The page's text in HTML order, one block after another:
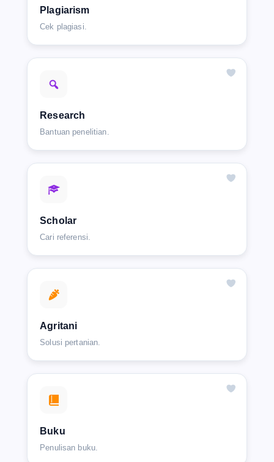
Plagiarism
Cek plagiasi.
Research
Bantuan penelitian.
Scholar
Cari referensi.
Agritani
Solusi pertanian.
Buku
Penulisan buku.